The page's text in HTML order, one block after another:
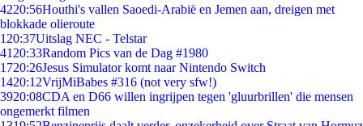
4220:56Houthi's vallen Saoedi-Arabië en Jemen aan, dreigen met
blokkade olieroute
1 20:37Uitslag NEC - Telstar
41 20:33Random Pics van de Dag #1980
1720:26Jesus Simulator komt naar Nintendo Switch
1420:12VrijMiBabes #316 (not very sfw!)
3920:08CDA en D66 willen ingrijpen tegen 'gluurbrillen' die mensen
ongemerkt filmen